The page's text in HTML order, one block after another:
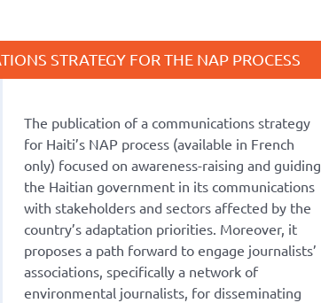
STRATEGY FOR THE NAP PROCESS
The publication of a communications strategy
for Haiti’s NAP process (available in French
only) focused on awareness-raising and guiding
the Haitian government in its communications
with stakeholders and sectors affected by the
country’s adaptation priorities. Moreover, it
proposes a path forward to engage journalists’
associations, specifically a network of
environmental journalists, for disseminating